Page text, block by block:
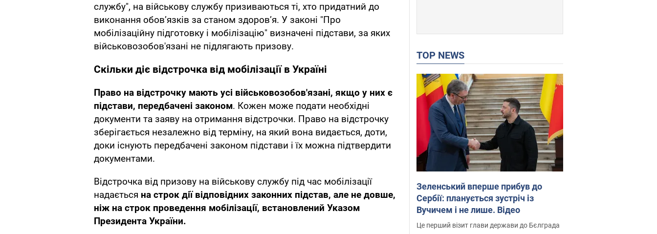
службу", на військову службу призиваються ті, хто придатний до
виконання обов’язків за станом здоров’я. У законі "Про
мобілізаційну підготовку і мобілізацію" визначені підстави, за яких
військовозобов'язані не підлягають призову.
Скільки діє відстрочка від мобілізації в Україні
Право на відстрочку мають усі військовозобов'язані, якщо у них є
підстави, передбачені законом. Кожен може подати необхідні
документи та заяву на отримання відстрочки. Право на відстрочку
зберігається незалежно від терміну, на який вона видається, доти,
доки існують передбачені законом підстави і їх можна підтвердити
документами.
Відстрочка від призову на військову службу під час мобілізації
надається на строк дії відповідних законних підстав, але не довше,
ніж на строк проведення мобілізації, встановлений Указом
Президента України.
TOP NEWS
Зеленський вперше прибув до
Сербії: планується зустріч із
Вучичем і не лише. Відео
Це перший візит глави держави до Бєлграда